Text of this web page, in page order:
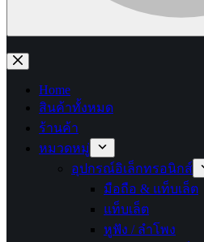
No
results
Home
สินค้าทั้งหมด
ร้านค้า
หมวดหมู่
อุปกรณ์อิเล็กทรอนิกส์
มือถือ & แท็บเล็ต
แท็บเล็ต
หูฟัง / ลำโพง